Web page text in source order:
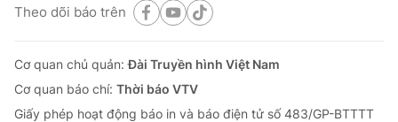
Theo dõi báo trên
Cơ quan chủ quản:Đài Truyền hình Việt Nam
Cơ quan báo chí: Thời báo VTV
Giấy phép hoạt động báo in và báo điện tử số 483/GP-BTTTT